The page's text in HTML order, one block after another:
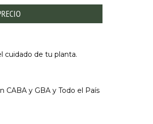
cuidado de tu planta.
CABA y GBA y Todo el País